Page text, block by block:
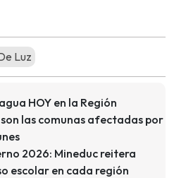
Luz
HOY en la Región
las comunas afectadas por
2026: Mineduc reitera
escolar en cada región